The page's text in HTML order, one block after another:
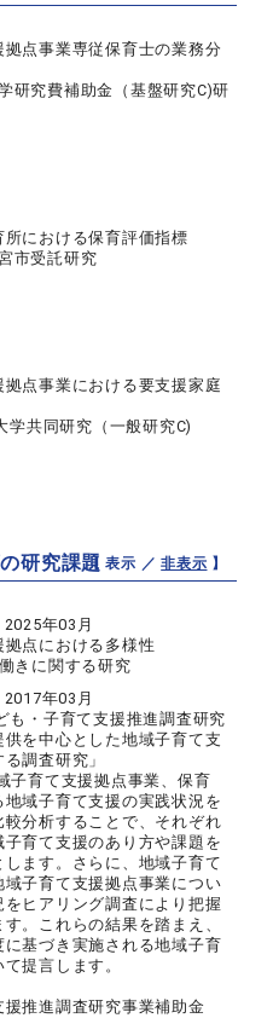
拠点事業専従保育士の業務分
研究費補助金（基盤研究C)研
における保育評価指標
市受託研究
点事業における要支援家庭
学共同研究（一般研究C)
研究課題【 表示 ／非表示 】
年03月
点における多様性
きに関する研究
年03月
も・子育て支援推進調査研究
を中心とした地域子育て支
調査研究」
子育て支援拠点事業、保育
域子育て支援の実践状況を
分析することで、それぞれ
育て支援のあり方や課題を
ます。さらに、地域子育て
子育て支援拠点事業につい
ヒアリング調査により把握
。これらの結果を踏まえ、
基づき実施される地域子育
提言します。
推進調査研究事業補助金